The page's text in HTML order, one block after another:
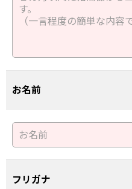
お名前
フリガナ